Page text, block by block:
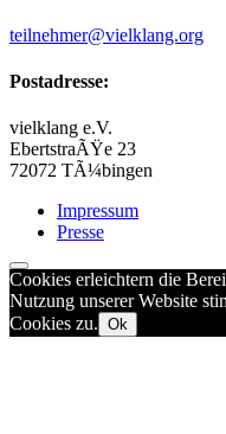
teilnehmer@vielklang.org
Postadresse:
vielklang e.V.
EbertstraÃŸe 23
72072 TÃ¼bingen
Impressum
Presse
Cookies erleichtern die
Nutzung unserer Website
Cookies zu. Ok